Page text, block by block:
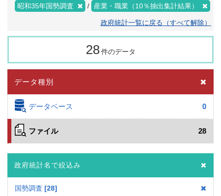
昭和35年国勢調査 産業・職業（10％抽出集計結果）
政府統計一覧に戻る（すべて解除）
28 件のデータ
データ種別
データベース 0
ファイル 28
政府統計名で絞込み
国勢調査 28